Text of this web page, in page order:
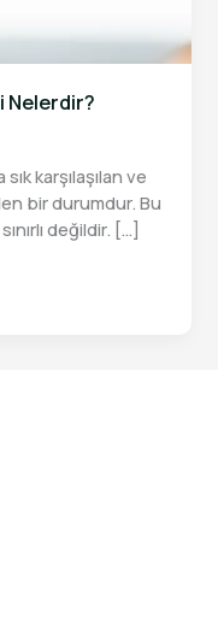
Nelerdir?
karşılaşılan ve
bir durumdur. Bu
değildir. […]